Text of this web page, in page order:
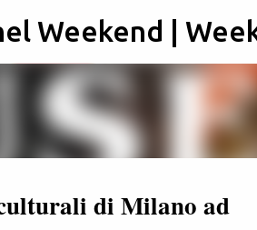
ai contenuti principali
Weekend |
di Milano ad